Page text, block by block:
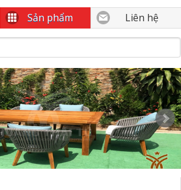
Sản phẩm Liên hệ